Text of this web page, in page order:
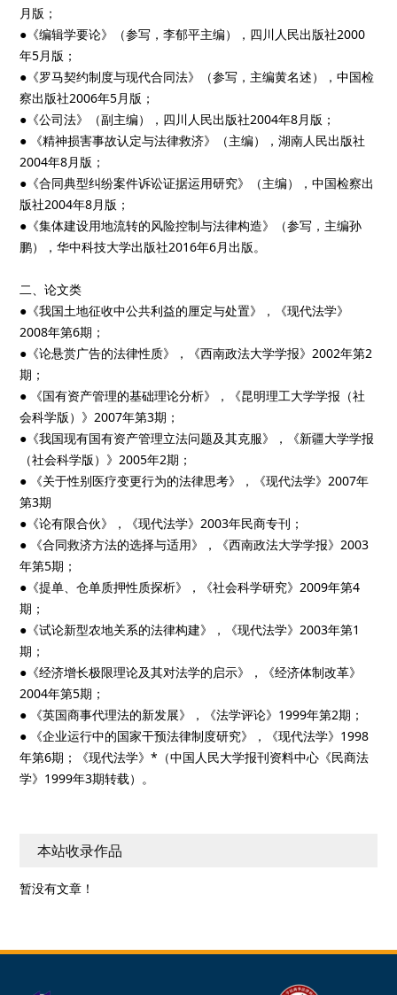
月版；
●《编辑学要论》（参写，李郁平主编），四川人民出版社2000
年5月版；
●《罗马契约制度与现代合同法》（参写，主编黄名述），中国检
察出版社2006年5月版；
●《公司法》（副主编），四川人民出版社2004年8月版；
● 《精神损害事故认定与法律救济》（主编），湖南人民出版社
2004年8月版；
●《合同典型纠纷案件诉讼证据运用研究》（主编），中国检察出
版社2004年8月版；
●《集体建设用地流转的风险控制与法律构造》（参写，主编孙
鹏），华中科技大学出版社2016年6月出版。
二、论文类
●《我国土地征收中公共利益的厘定与处置》，《现代法学》
2008年第6期；
●《论悬赏广告的法律性质》，《西南政法大学学报》2002年第2
期；
● 《国有资产管理的基础理论分析》，《昆明理工大学学报（社
会科学版）》2007年第3期；
●《我国现有国有资产管理立法问题及其克服》，《新疆大学学报
（社会科学版）》2005年2期；
● 《关于性别医疗变更行为的法律思考》，《现代法学》2007年
第3期
●《论有限合伙》，《现代法学》2003年民商专刊；
● 《合同救济方法的选择与适用》，《西南政法大学学报》2003
年第5期；
●《提单、仓单质押性质探析》，《社会科学研究》2009年第4
期；
●《试论新型农地关系的法律构建》，《现代法学》2003年第1
期；
●《经济增长极限理论及其对法学的启示》，《经济体制改革》
2004年第5期；
● 《英国商事代理法的新发展》，《法学评论》1999年第2期；
● 《企业运行中的国家干预法律制度研究》，《现代法学》1998
年第6期；《现代法学》*（中国人民大学报刊资料中心《民商法
学》1999年3期转载）。
本站收录作品
暂没有文章！